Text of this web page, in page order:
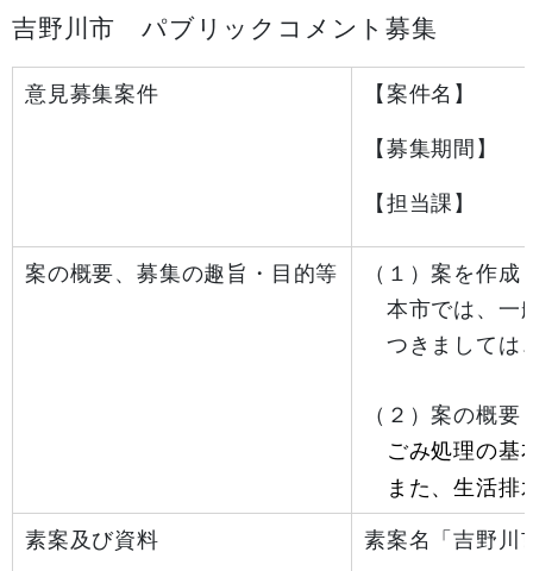
吉野川市 パブリックコメント募集
意見募集案件 【案件名】
【募集期間】
【担当課】
案の概要、募集の趣旨・目的等
（１）案を作
本市では、一
つきましては
（２）案の概要
ごみ処理の基
また、生活排
素案及び資料 素案名「吉野川